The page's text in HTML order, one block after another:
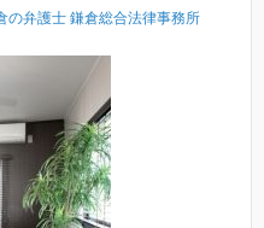
の弁護士 鎌倉総合法律事務所